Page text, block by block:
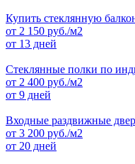
Купить стеклянную
от 2 150 руб./м2
от 13 дней
Стеклянные полки по
от 2 400 руб./м2
от 9 дней
Входные раздвижные
от 3 200 руб./м2
от 20 дней